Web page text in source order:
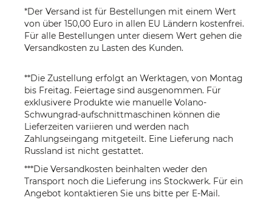
*Der Versand ist für Bestellungen mit einem Wert
von über 150,00 Euro in allen EU Ländern kostenfrei.
Für alle Bestellungen unter diesem Wert gehen die
Versandkosten zu Lasten des Kunden.
**Die Zustellung erfolgt an Werktagen, von Montag
bis Freitag. Feiertage sind ausgenommen. Für
exklusivere Produkte wie manuelle Volano-
Schwungrad-aufschnittmaschinen können die
Lieferzeiten variieren und werden nach
Zahlungseingang mitgeteilt. Eine Lieferung nach
Russland ist nicht gestattet.
***Die Versandkosten beinhalten weder den
Transport noch die Lieferung ins Stockwerk. Für ein
Angebot kontaktieren Sie uns bitte per E-Mail.